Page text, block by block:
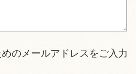
のメールアドレスをご入力